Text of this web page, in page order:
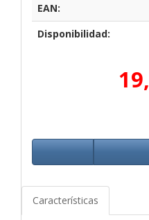
EAN:
Disponibilidad:
Características